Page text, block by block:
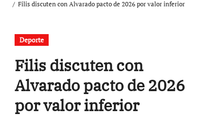
Filis discuten con Alvarado pacto de 2026 por valor inferior
Deporte
Filis discuten con
Alvarado pacto de 2026
por valor inferior